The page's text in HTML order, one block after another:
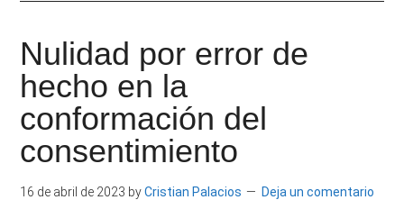
Escritor
e
Investigador
por
la
Universidad
Carlos
III
Madrid.
Nulidad por error de
hecho en la
conformación del
consentimiento
16 de abril de 2023 byCristian Palacios Deja un comentario